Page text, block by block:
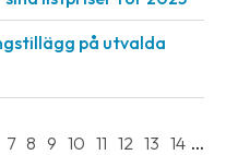
på utvalda
7 8 9 10 11 12 13 14 ...